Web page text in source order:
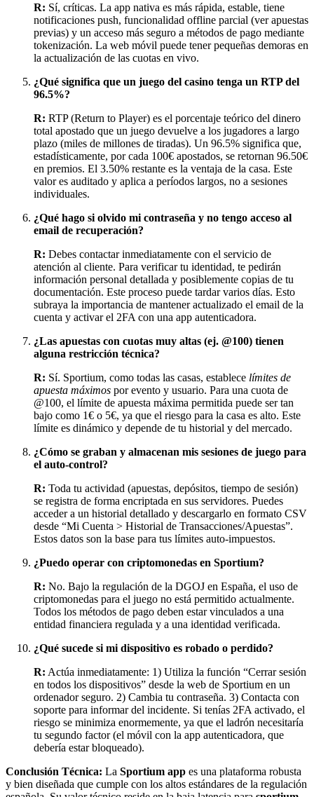
R: Sí, críticas. La app nativa es más rápida, estable, tiene
notificaciones push, funcionalidad offline parcial (ver apuestas
previas) y un acceso más seguro a métodos de pago mediante
tokenización. La web móvil puede tener pequeñas demoras en
la actualización de las cuotas en vivo.
¿Qué significa que un juego del casino tenga un RTP del
96.5%?
R: RTP (Return to Player) es el porcentaje teórico del dinero
total apostado que un juego devuelve a los jugadores a largo
plazo (miles de millones de tiradas). Un 96.5% significa que,
estadísticamente, por cada 100€ apostados, se retornan 96.50€
en premios. El 3.50% restante es la ventaja de la casa. Este
valor es auditado y aplica a períodos largos, no a sesiones
individuales.
¿Qué hago si olvido mi contraseña y no tengo acceso al
email de recuperación?
R: Debes contactar inmediatamente con el servicio de
atención al cliente. Para verificar tu identidad, te pedirán
información personal detallada y posiblemente copias de tu
documentación. Este proceso puede tardar varios días. Esto
subraya la importancia de mantener actualizado el email de la
cuenta y activar el 2FA con una app autenticadora.
¿Las apuestas con cuotas muy altas (ej. @100) tienen
alguna restricción técnica?
R: Sí. Sportium, como todas las casas, establece límites de
apuesta máximos por evento y usuario. Para una cuota de
@100, el límite de apuesta máxima permitida puede ser tan
bajo como 1€ o 5€, ya que el riesgo para la casa es alto. Este
límite es dinámico y depende de tu historial y del mercado.
¿Cómo se graban y almacenan mis sesiones de juego para
el auto-control?
R: Toda tu actividad (apuestas, depósitos, tiempo de sesión)
se registra de forma encriptada en sus servidores. Puedes
acceder a un historial detallado y descargarlo en formato CSV
desde “Mi Cuenta > Historial de Transacciones/Apuestas”.
Estos datos son la base para tus límites auto-impuestos.
¿Puedo operar con criptomonedas en Sportium?
R: No. Bajo la regulación de la DGOJ en España, el uso de
criptomonedas para el juego no está permitido actualmente.
Todos los métodos de pago deben estar vinculados a una
entidad financiera regulada y a una identidad verificada.
¿Qué sucede si mi dispositivo es robado o perdido?
R: Actúa inmediatamente: 1) Utiliza la función “Cerrar sesión
en todos los dispositivos” desde la web de Sportium en un
ordenador seguro. 2) Cambia tu contraseña. 3) Contacta con
soporte para informar del incidente. Si tenías 2FA activado, el
riesgo se minimiza enormemente, ya que el ladrón necesitaría
tu segundo factor (el móvil con la app autenticadora, que
debería estar bloqueado).
Conclusión Técnica: La Sportium app es una plataforma robusta
y bien diseñada que cumple con los altos estándares de la regulación